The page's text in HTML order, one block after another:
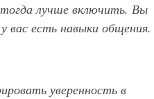
лучше включить. Вы
есть навыки общения.
уверенность в